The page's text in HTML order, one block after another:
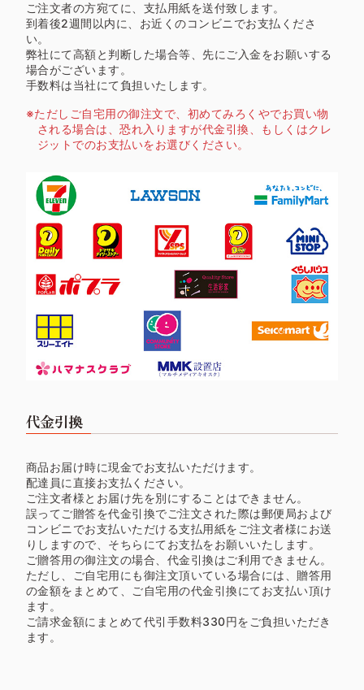
ご注文者の方宛てに、支払用紙を送付致します。
到着後2週間以内に、お近くのコンビニでお支払くださ
い。
弊社にて高額と判断した場合等、先にご入金をお願いする
場合がございます。
手数料は当社にて負担いたします。
ただしご自宅用の御注文で、初めてみろくやでお買い物
される場合は、恐れ入りますが代金引換、もしくはクレ
ジットでのお支払いをお選びください。
代金引換
商品お届け時に現金でお支払いただけます。
配達員に直接お支払ください。
ご注文者様とお届け先を別にすることはできません。
誤ってご贈答を代金引換でご注文された際は郵便局および
コンビニでお支払いただける支払用紙をご注文者様にお送
りしますので、そちらにてお支払をお願いいたします。
ご贈答用の御注文の場合、代金引換はご利用できません。
ただし、ご自宅用にも御注文頂いている場合には、贈答用
の金額をまとめて、ご自宅用の代金引換にてお支払い頂け
ます。
ご請求金額にまとめて代引手数料330円をご負担いただき
ます。